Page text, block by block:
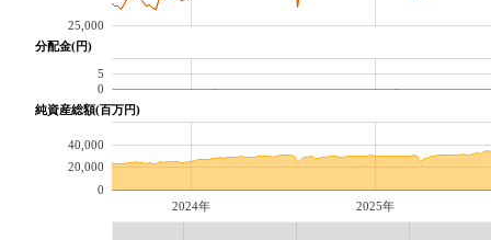
25,000
分配金(円)
0
5
純資産総額(百万円)
2024年 2025年
0
20,000
40,000